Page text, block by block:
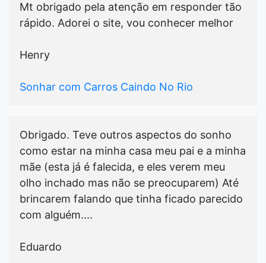
Mt obrigado pela atenção em responder tão
rápido. Adorei o site, vou conhecer melhor
Henry
Sonhar com Carros Caindo No Rio
Obrigado. Teve outros aspectos do sonho
como estar na minha casa meu pai e a minha
mãe (esta já é falecida, e eles verem meu
olho inchado mas não se preocuparem) Até
brincarem falando que tinha ficado parecido
com alguém....
Eduardo